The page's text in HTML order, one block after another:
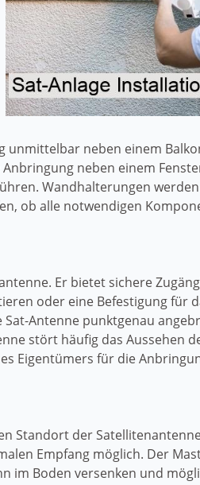
neben einem
neben einem
Wandhalterungen
ob alle notwendigen
Er bietet sichere
oder eine Befestigung für
Antenne punktgenau
stört häufig das Aussehen
Eigentümers für die
Standort der
Empfang möglich. Der
im Boden versenken und